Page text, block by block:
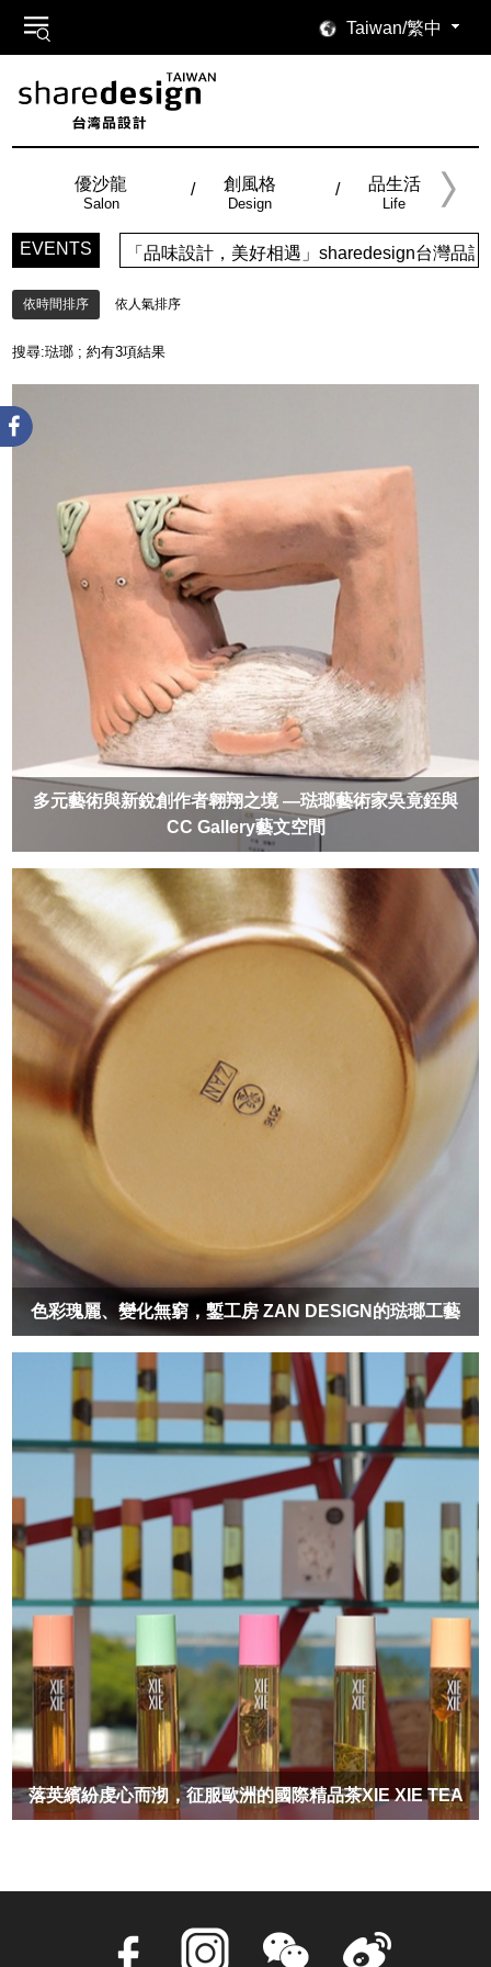
Taiwan/繁中
優沙龍
Salon
創風格
Design
品生活
Life
EVENTS 「品味設計，美好相遇」sharedesign台灣品
依時間排序 依人氣排序
搜尋:琺瑯 ; 約有3項結果
多元藝術與新銳創作者翱翔之境 —琺瑯藝術家吳竟銍與
CC Gallery藝文空間
色彩瑰麗、變化無窮，鏨工房 ZAN DESIGN的琺瑯工藝
落英繽紛虔心而沏，征服歐洲的國際精品茶XIE XIE TEA